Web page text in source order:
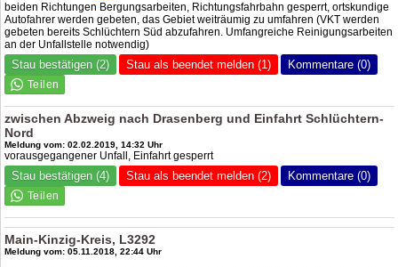
beiden Richtungen Bergungsarbeiten, Richtungsfahrbahn gesperrt, ortskundige
Autofahrer werden gebeten, das Gebiet weiträumig zu umfahren (VKT werden
gebeten bereits Schlüchtern Süd abzufahren. Umfangreiche Reinigungsarbeiten
an der Unfallstelle notwendig)
Stau bestätigen (2) Stau als beendet melden (1) Kommentare (0)
zwischen Abzweig nach Drasenberg und Einfahrt Schlüchtern-
Nord
Meldung vom: 02.02.2019, 14:32 Uhr
vorausgegangener Unfall, Einfahrt gesperrt
Stau bestätigen (4) Stau als beendet melden (2) Kommentare (0)
Main-Kinzig-Kreis, L3292
Meldung vom: 05.11.2018, 22:44 Uhr